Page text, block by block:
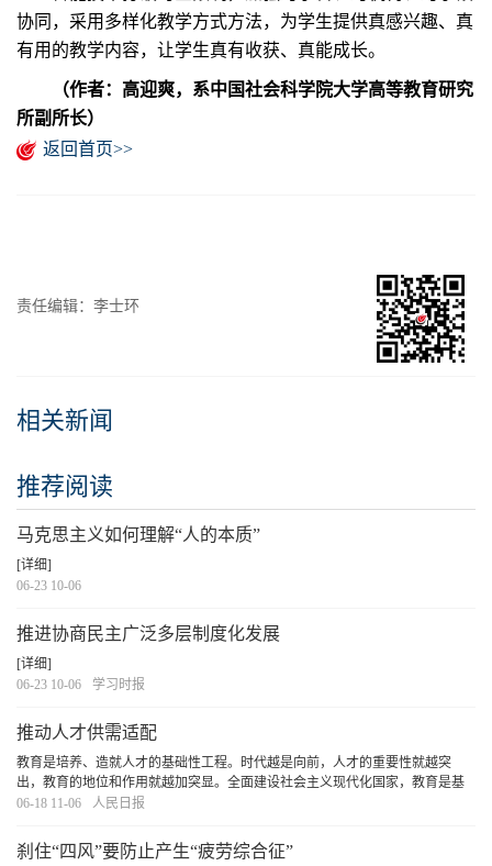
协同，采用多样化教学方式方法，为学生提供真感兴趣、真
有用的教学内容，让学生真有收获、真能成长。
（作者：高迎爽，系中国社会科学院大学高等教育研究
所副所长）
返回首页>>
责任编辑：李士环
相关新闻
推荐阅读
马克思主义如何理解“人的本质”
[详细]
06-23 10-06
推进协商民主广泛多层制度化发展
[详细]
06-23 10-06
学习时报
推动人才供需适配
教育是培养、造就人才的基础性工程。时代越是向前，人才的重要性就越突
出，教育的地位和作用就越加突显。全面建设社会主义现代化国家，教育是基
础、科技是关键、人才是根本。习近平总书记在2025年全国两会期间指出：“人
06-18 11-06 人民日报
刹住“四风”要防止产生“疲劳综合征”